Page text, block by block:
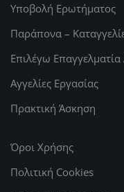
Υποβολή Ερωτήματος
Παράπονα –
Επιλέγω
Αγγελίες Εργασίας
Πρακτική Άσκηση
Όροι Χρήσης
Πολιτική Cookies